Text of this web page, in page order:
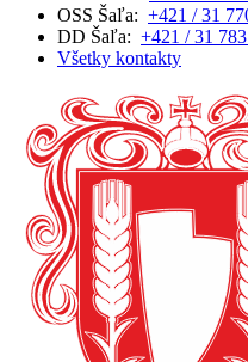
OSS Šaľa: +421 / 31
DD Šaľa: +421 / 31
Všetky kontakty